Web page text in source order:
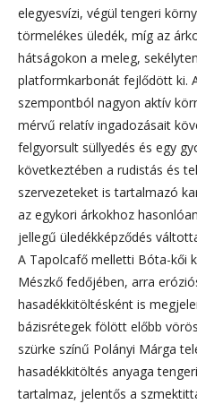
elegyesvízi, végül tengeri
törmelékes üledék, míg az
hátságokon a meleg,
platformkarbonát fejlődött ki.
szempontból nagyon aktív
mérvű relatív ingadozásait
felgyorsult süllyedés és egy
következtében a rudistás és
szervezeteket is tartalmazó
az egykori árkokhoz
jellegű üledékképződés
A Tapolcafő melletti Bóta-kői
Mészkő fedőjében, arra
hasadékkitöltésként is
bázisrétegek fölött előbb
szürke színű Polányi Márga
hasadékkitöltés anyaga
tartalmaz, jelentős a